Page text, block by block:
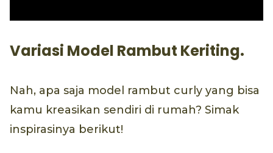
Variasi Model Rambut Keriting.
Nah, apa saja model rambut curly yang bisa
kamu kreasikan sendiri di rumah? Simak
inspirasinya berikut!